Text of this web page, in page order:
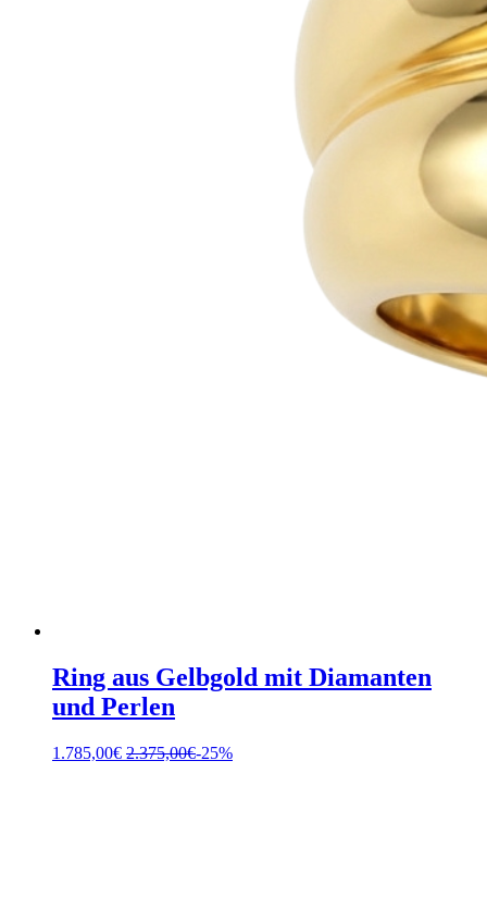
Ring aus Gelbgold mit Diamanten
und Perlen
1.785,00€ 2.375,00€-25%